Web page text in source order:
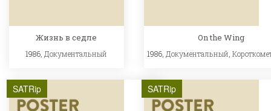
Жизнь в седле
1986, Документальный
On the Wing
1986, Документальный ,
SATRip SATRip